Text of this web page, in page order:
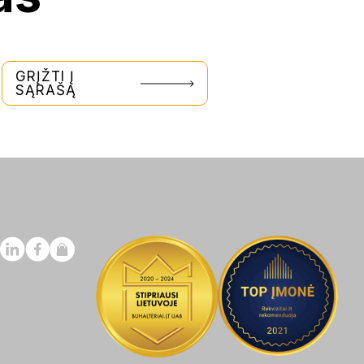
GRĮŽTI Į
SĄRAŠĄ